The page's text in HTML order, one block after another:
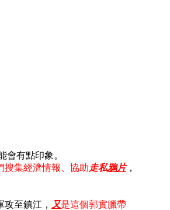
有點印象。
搜集經濟情報、協助走私鴉片，
至鎮江， 又是這個郭實臘帶